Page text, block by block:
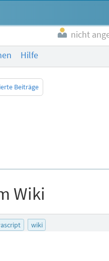
nicht
Hilfe
Beiträge
Wiki
wiki